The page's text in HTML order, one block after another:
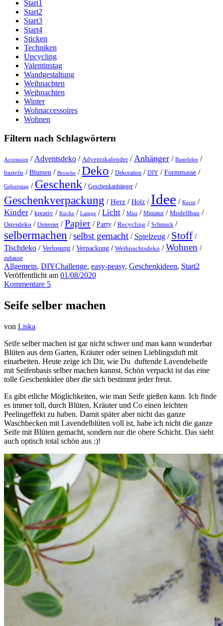
Start1
Start2
Start3
Start4
Sticken
Techniken
Upcycling
Valentinstag
Wandgestaltung
Weihnachten
Weihnachten
Winter
Wohnaccessoires
Wohnen
Filtern nach Schlagwörtern
Accessoire / Adventsdeko / Adventskalender/Anhänger / Bastelidee /
basteln /Blumen / Brosche /Deko / Dekoration / DIY /Formmasse /
Geburtstag / Geschenk / Geschenkanhänger /
Geschenkverpackung /Herz /Holz / Idee / Kerze /
Kinder / kreativ / Küche / Lampe /Licht / Mini / Miniatur / Modellbau /
Osterdeko / Ostereier /Papier /Party / Recycling / Schmuck /
selbermachen /selbst gemacht / Spielzeug / Stoff /
Tischdeko /Verlosung /Verpackung / Weihnachtsdeko /Wohnen /
zuhause
Allgemein, DIYChallenge, easy-peasy, Geschenkideen, Start2
Veröffentlicht am 01/08/2020
Kommentare 5
Seife selber machen
von Liska
Seife selber machen ist gar nicht schwer und man kann wunderbar
Blüten aus dem Garten, Kräuter oder seinen Lieblingsduft mit
einarbeiten. Heute zeige ich Dir, wie Du duftende Lavendelseife
mit Seifenbasis selber machen kannst. Schön verpackt ist das eine
tolle Geschenkidee über die sich bestimmt jeder freut.
Es gibt etliche Möglichkeiten, wie man Seife gießen kann. Ich finde
es immer toll, durch Blüten, Kräuter und Co einen leichten
Peelingeffekt zu haben. Damit später aber nicht das ganze
Waschbecken mit Lavendelblüten voll ist, habe ich nicht die ganze
Seife mit Blüten gemacht, sondern nur die obere Schicht. Das sieht
auch optisch total schön aus :)!